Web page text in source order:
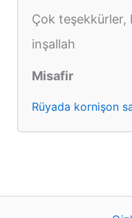
Çok teşekkürler,
inşallah
Misafir
Rüyada kornişon